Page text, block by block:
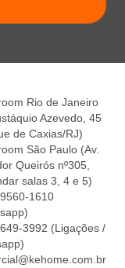
Rio de Janeiro
Azevedo, 45
de Caxias/RJ)
São Paulo (Av.
Queirós nº305,
salas 3, 4 e 5)
1610
3992 (Ligações /